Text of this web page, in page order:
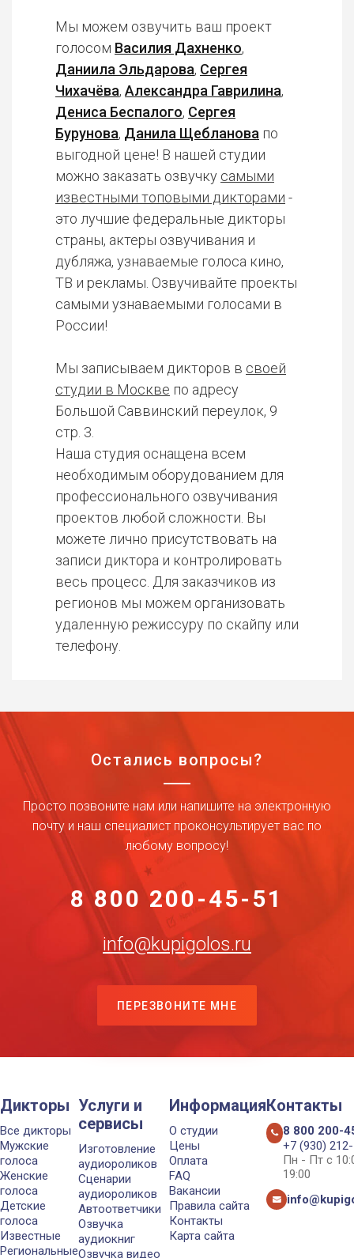
Мы можем озвучить ваш проект
голосом Василия Дахненко,
Даниила Эльдарова, Сергея
Чихачёва, Александра Гаврилина,
Дениса Беспалого, Сергея
Бурунова, Данила Щебланова по
выгодной цене! В нашей студии
можно заказать озвучку самыми
известными топовыми дикторами -
это лучшие федеральные дикторы
страны, актеры озвучивания и
дубляжа, узнаваемые голоса кино,
ТВ и рекламы. Озвучивайте проекты
самыми узнаваемыми голосами в
России!
Мы записываем дикторов в своей
студии в Москве по адресу
Большой Саввинский переулок, 9
стр. 3.
Наша студия оснащена всем
необходимым оборудованием для
профессионального озвучивания
проектов любой сложности. Вы
можете лично присутствовать на
записи диктора и контролировать
весь процесс. Для заказчиков из
регионов мы можем организовать
удаленную режиссуру по скайпу или
телефону.
Остались вопросы?
Просто позвоните нам или напишите на электронную
почту и наш специалист проконсультирует вас по
любому вопросу!
8 800 200-45-51
info@kupigolos.ru
ПЕРЕЗВОНИТЕ МНЕ
Дикторы
Все дикторы
Мужские
голоса
Женские
голоса
Детские
голоса
Известные
Региональные
Услуги и
сервисы
Изготовление
аудиороликов
Сценарии
аудиороликов
Автоответчики
Озвучка
аудиокниг
Озвучка видео
Информация
О студии
Цены
Оплата
FAQ
Вакансии
Правила сайта
Контакты
Карта сайта
Контакты
8 800 200-
+7 (930)
Пн - Пт с
19:00